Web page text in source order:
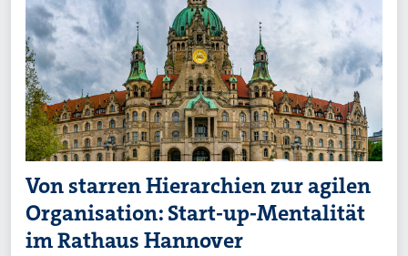
Von starren Hierarchien zur agilen
Organisation: Start-up-Mentalität
im Rathaus Hannover